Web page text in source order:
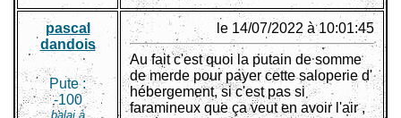
pascal
dandois
Pute :
-100
balai à
le 14/07/2022 à 10:01:45
Au fait c'est quoi la putain de somme
de merde pour payer cette saloperie d'
hébergement, si c'est pas si
faramineux que ça veut en avoir l'air ,